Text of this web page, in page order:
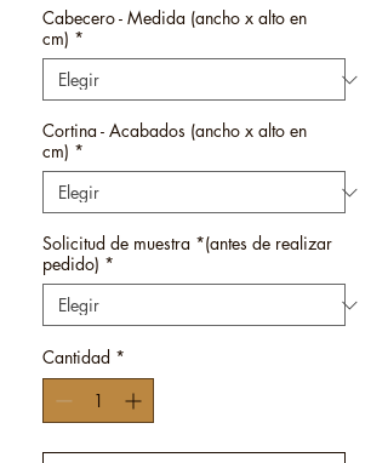
Cabecero - Medida (ancho x alto en
cm) *
Cortina - Acabados (ancho x alto en
cm) *
Solicitud de muestra *(antes de realizar
pedido) *
Cantidad *